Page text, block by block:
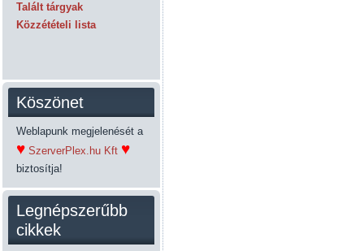
Talált tárgyak
Közzétételi lista
Köszönet
Weblapunk megjelenését a
♥ SzerverPlex.hu Kft ♥
biztosítja!
Legnépszerűbb
cikkek